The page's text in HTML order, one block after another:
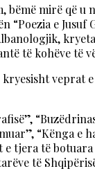
mirë që
e
të kohëve të
“Kënga e
tjera të
të